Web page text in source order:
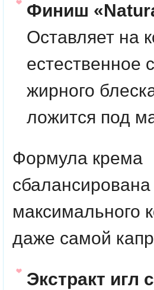
Финиш
Оставляет на
естественное
жирного
ложится под
Формула крема
максимального
даже самой
Экстракт игл